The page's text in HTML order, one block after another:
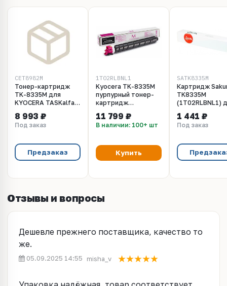
CET8982M
Тонер-картридж
TK-8335M для
KYOCERA TASKalfa
Magenta, 160г,
15000 стр.,
8 993 ₽
Под заказ
Предзаказ
1T02RLBNL1
Kyocera TK-8335M
пурпурный тонер-
картридж
11 799 ₽
В наличии: 100+ шт
Купить
SATK8335M
Картридж
TK8335M
(1T02RLBNL1)
пурпурный,
1 441 ₽
Под заказ
Отзывы и вопросы
Дешевле прежнего поставщика, качество то
же.
05.09.2025 14:55 misha_v